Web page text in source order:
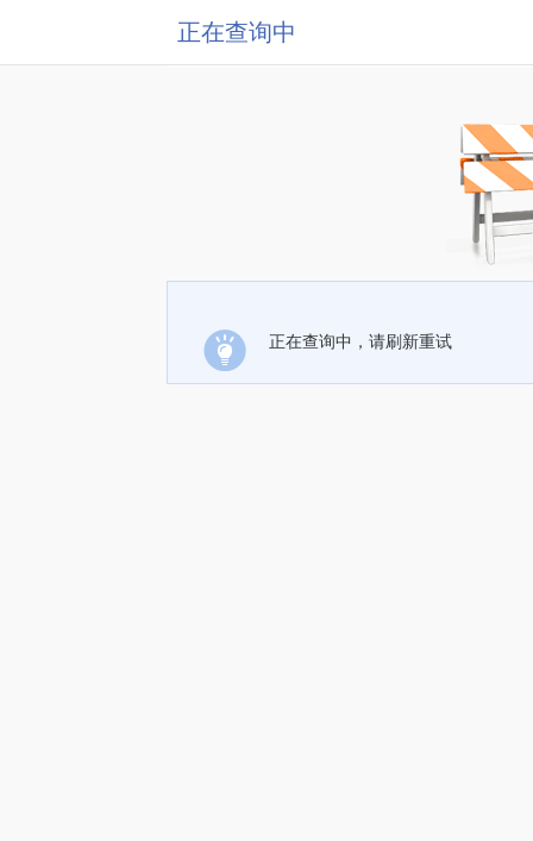
正在查询中
正在查询中，请刷新重试